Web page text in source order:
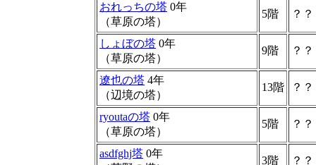
おれっちの塔 0年
（草原の塔）
5階 ？
しょぼの塔 0年
（草原の塔）
9階 ？
遼也の塔 4年
（辺境の塔）
13階 ？
ryoutaの塔 0年
（草原の塔）
5階 ？
asdfghj塔 0年
3階 ？